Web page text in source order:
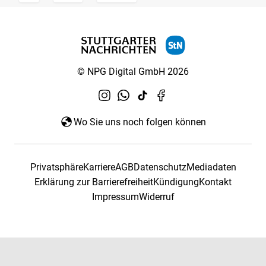
© NPG Digital GmbH 2026
Wo Sie uns noch folgen können
PrivatsphäreKarriereAGBDatenschutzMediadaten
Erklärung zur BarrierefreiheitKündigungKontakt
ImpressumWiderruf